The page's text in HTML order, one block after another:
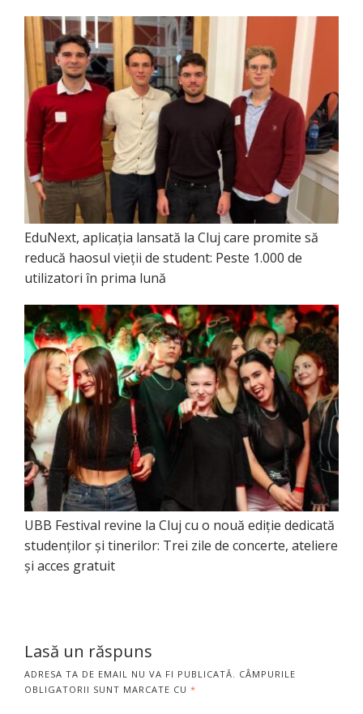
EduNext, aplicația lansată la Cluj care promite să
reducă haosul vieții de student: Peste 1.000 de
utilizatori în prima lună
UBB Festival revine la Cluj cu o nouă ediție dedicată
studenților și tinerilor: Trei zile de concerte, ateliere
și acces gratuit
Lasă un răspuns
ADRESA TA DE EMAIL NU VA FI PUBLICATĂ.
CÂMPURILE
OBLIGATORII SUNT MARCATE CU *